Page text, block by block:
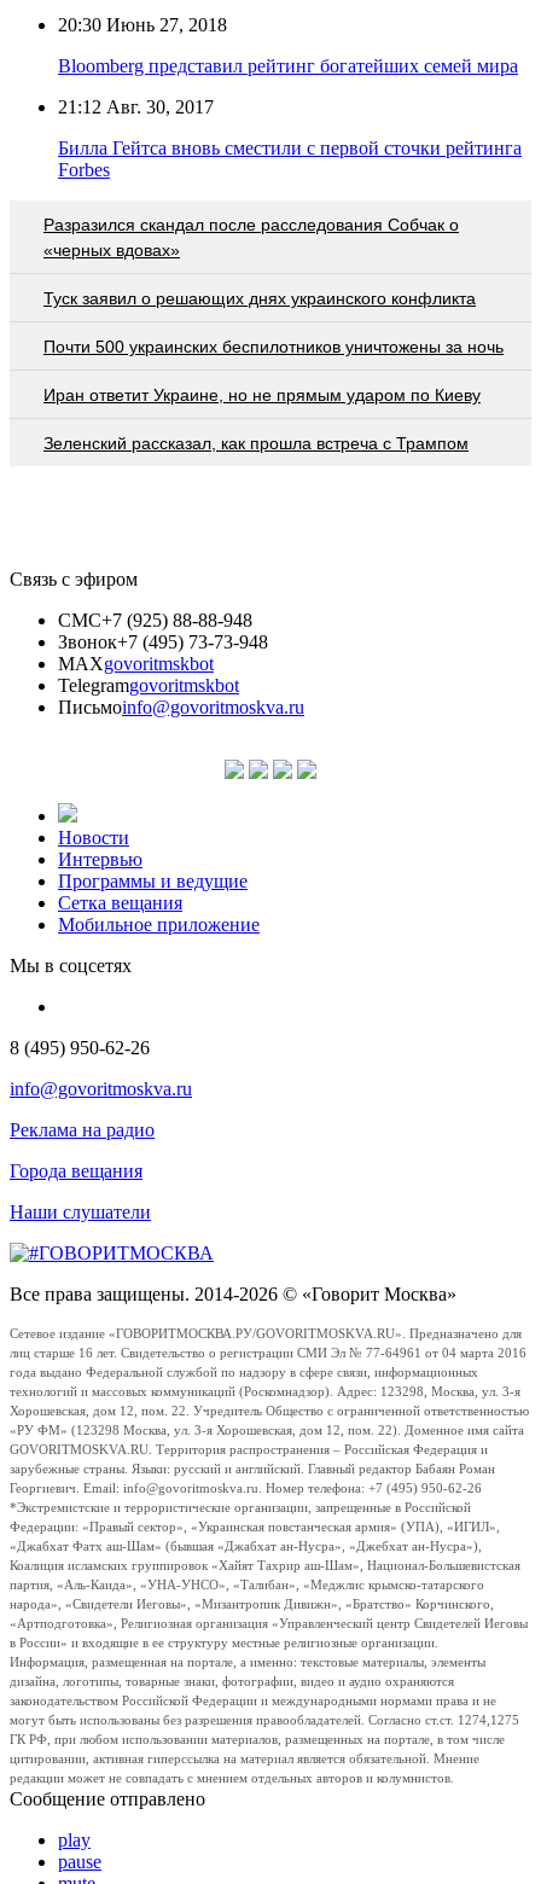
20:30 Июнь 27, 2018
Bloomberg представил рейтинг богатейших семей мира
21:12 Авг. 30, 2017
Билла Гейтса вновь сместили с первой сточки рейтинга
Forbes
Разразился скандал после расследования Собчак о
«черных вдовах»
Туск заявил о решающих днях украинского конфликта
Почти 500 украинских беспилотников уничтожены за ночь
Иран ответит Украине, но не прямым ударом по Киеву
Зеленский рассказал, как прошла встреча с Трампом
Связь с эфиром
СМС+7 (925) 88-88-948
Звонок+7 (495) 73-73-948
MAXgovoritmskbot
Telegramgovoritmskbot
Письмоinfo@govoritmoskva.ru
Новости
Интервью
Программы и ведущие
Сетка вещания
Мобильное приложение
Мы в соцсетях
8 (495) 950-62-26
info@govoritmoskva.ru
Реклама на радио
Города вещания
Наши слушатели
Все права защищены. 2014-2026 © «Говорит Москва»
Сетевое издание «ГОВОРИТМОСКВА.РУ/GOVORITMOSKVA.RU». Предназначено для
лиц старше 16 лет. Свидетельство о регистрации СМИ Эл № 77-64961 от 04 марта 2016
года выдано Федеральной службой по надзору в сфере связи, информационных
технологий и массовых коммуникаций (Роскомнадзор). Адрес: 123298, Москва, ул. 3-я
Хорошевская, дом 12, пом. 22. Учредитель Общество с ограниченной ответственностью
«РУ ФМ» (123298 Москва, ул. 3-я Хорошевская, дом 12, пом. 22). Доменное имя сайта
GOVORITMOSKVA.RU. Территория распространения – Российская Федерация и
зарубежные страны. Языки: русский и английский. Главный редактор Бабаян Роман
Георгиевич. Email: info@govoritmoskva.ru. Номер телефона: +7 (495) 950-62-26
*Экстремистские и террористические организации, запрещенные в Российской
Федерации: «Правый сектор», «Украинская повстанческая армия» (УПА), «ИГИЛ»,
«Джабхат Фатх аш-Шам» (бывшая «Джабхат ан-Нусра», «Джебхат ан-Нусра»),
Коалиция исламских группировок «Хайят Тахрир аш-Шам», Национал-Большевистская
партия, «Аль-Каида», «УНА-УНСО», «Талибан», «Меджлис крымско-татарского
народа», «Свидетели Иеговы», «Мизантропик Дивижн», «Братство» Корчинского,
«Артподготовка», Религиозная организация «Управленческий центр Свидетелей Иеговы
в России» и входящие в ее структуру местные религиозные организации.
Информация, размещенная на портале, а именно: текстовые материалы, элементы
дизайна, логотипы, товарные знаки, фотографии, видео и аудио охраняются
законодательством Российской Федерации и международными нормами права и не
могут быть использованы без разрешения правообладателей. Согласно ст.ст. 1274,1275
ГК РФ, при любом использовании материалов, размещенных на портале, в том числе
цитировании, активная гиперссылка на материал является обязательной. Мнение
редакции может не совпадать с мнением отдельных авторов и колумнистов.
Сообщение отправлено
play
pause